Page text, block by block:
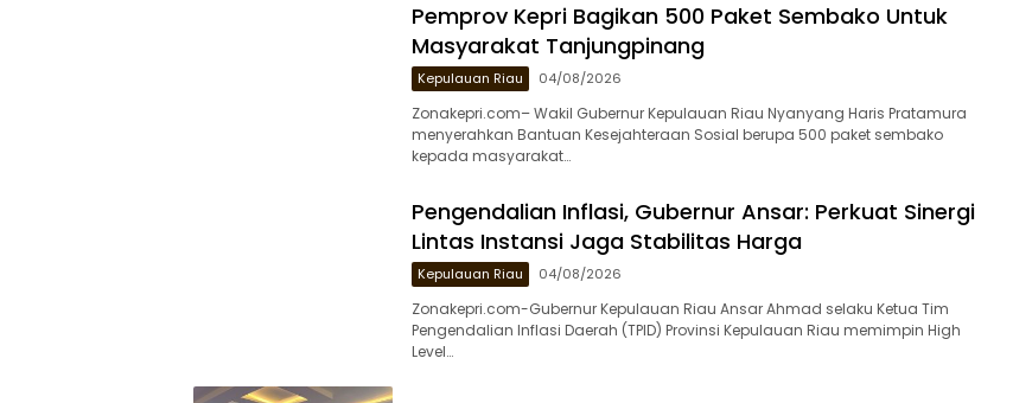
Pemprov Kepri Bagikan 500 Paket Sembako Untuk
Masyarakat Tanjungpinang
Kepulauan Riau 04/08/2026
Zonakepri.com– Wakil Gubernur Kepulauan Riau Nyanyang Haris Pratamura
menyerahkan Bantuan Kesejahteraan Sosial berupa 500 paket sembako
kepada masyarakat…
Pengendalian Inflasi, Gubernur Ansar: Perkuat Sinergi
Lintas Instansi Jaga Stabilitas Harga
Kepulauan Riau 04/08/2026
Zonakepri.com-Gubernur Kepulauan Riau Ansar Ahmad selaku Ketua Tim
Pengendalian Inflasi Daerah (TPID) Provinsi Kepulauan Riau memimpin High
Level…